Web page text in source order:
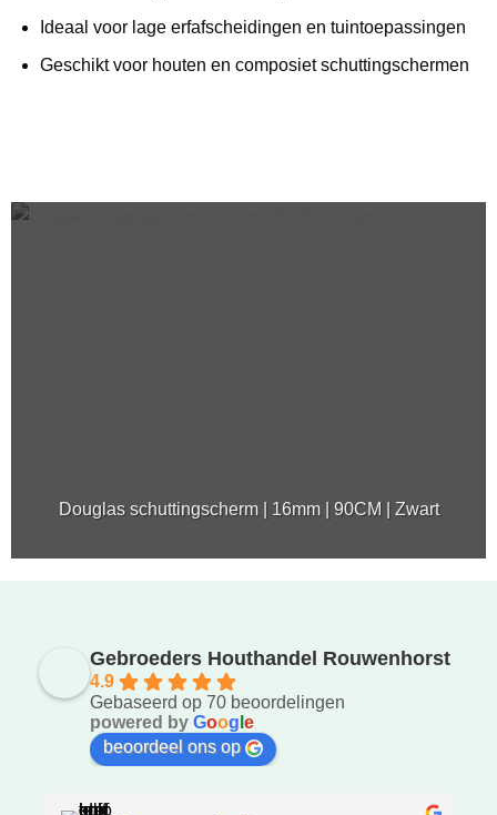
Ideaal voor lage erfafscheidingen en tuintoepassingen
Geschikt voor houten en composiet schuttingschermen
Douglas schuttingscherm | 16mm | 90CM | Zwart
Gebroeders Houthandel Rouwenhorst
4.9
Gebaseerd op 70 beoordelingen
powered by Goog e
beoordeel ons op